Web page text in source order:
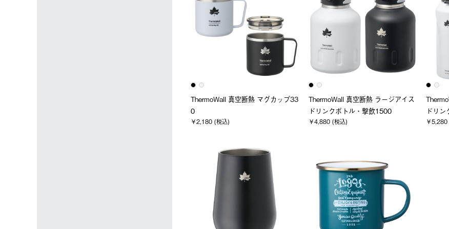
ThermoWall 真空断熱 マグカップ33
0
￥2,180 (税込)
ThermoWall 真空断熱 ラージアイス
ドリンクボトル・撃飲1500
￥4,880 (税込)
ドリ
￥5,280